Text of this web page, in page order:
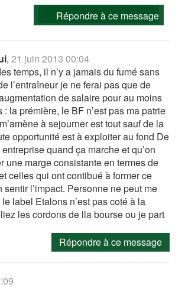
Répondre à ce message
,21 juin 2013 00:04
temps, il n’y a jamais du fumé sans
l’entraîneur je ne ferai pas que de
de salaire pour au moins
la prémière, le BF n’est pas ma patrie
à sejourner est tout sauf de la
opportunité est à exploiter au fond De
quand ça marche et qu’on
une marge consistante en termes de
celles qui ont contibué à former ce
l’impact. Personne ne peut me
label Etalons n’est pas coté à la
les cordons de lla bourse ou je part
Répondre à ce message